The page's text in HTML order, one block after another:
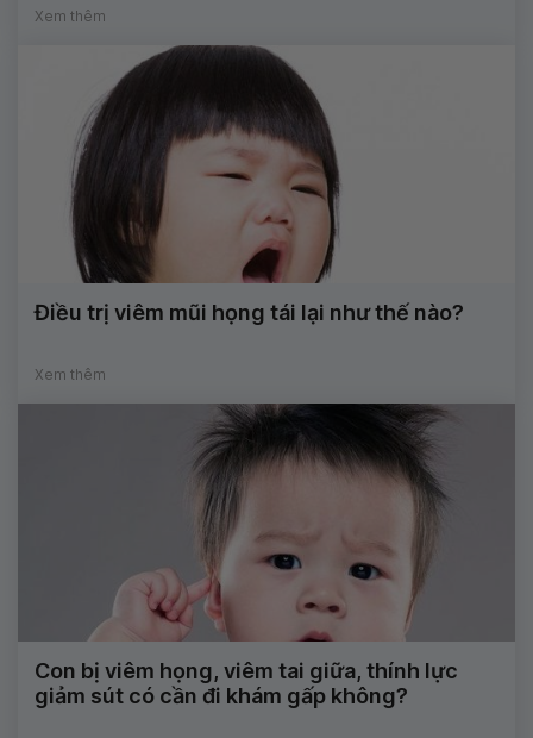
Xem thêm
Điều trị viêm mũi họng tái lại như thế nào?
Xem thêm
Con bị viêm họng, viêm tai giữa, thính lực
giảm sút có cần đi khám gấp không?